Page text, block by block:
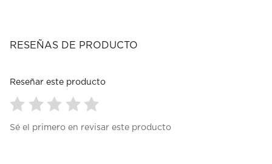
RESEÑAS DE PRODUCTO
Reseñar este producto
paraparaparaparapara
Sé el primero en revisar este producto